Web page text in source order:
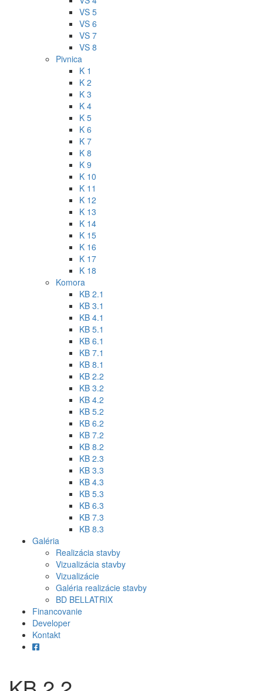
VS 5
VS 6
VS 7
VS 8
Pivnica
K 1
K 2
K 3
K 4
K 5
K 6
K 7
K 8
K 9
K 10
K 11
K 12
K 13
K 14
K 15
K 16
K 17
K 18
Komora
KB 2.1
KB 3.1
KB 4.1
KB 5.1
KB 6.1
KB 7.1
KB 8.1
KB 2.2
KB 3.2
KB 4.2
KB 5.2
KB 6.2
KB 7.2
KB 8.2
KB 2.3
KB 3.3
KB 4.3
KB 5.3
KB 6.3
KB 7.3
KB 8.3
Galéria
Realizácia stavby
Vizualizácia stavby
Vizualizácie
Galéria realizácie stavby
BD BELLATRIX
Financovanie
Developer
Kontakt